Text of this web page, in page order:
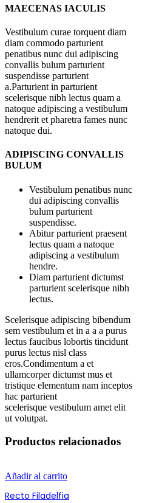
MAECENAS IACULIS
Vestibulum curae torquent diam
diam commodo parturient
penatibus nunc dui adipiscing
convallis bulum parturient
suspendisse parturient
a.Parturient in parturient
scelerisque nibh lectus quam a
natoque adipiscing a vestibulum
hendrerit et pharetra fames nunc
natoque dui.
ADIPISCING CONVALLIS
BULUM
Vestibulum penatibus nunc
dui adipiscing convallis
bulum parturient
suspendisse.
Abitur parturient praesent
lectus quam a natoque
adipiscing a vestibulum
hendre.
Diam parturient dictumst
parturient scelerisque nibh
lectus.
Scelerisque adipiscing bibendum
sem vestibulum et in a a a purus
lectus faucibus lobortis tincidunt
purus lectus nisl class
eros.Condimentum a et
ullamcorper dictumst mus et
tristique elementum nam inceptos
hac parturient
scelerisque vestibulum amet elit
ut volutpat.
Productos relacionados
Añadir al carrito
Recto Filadelfia